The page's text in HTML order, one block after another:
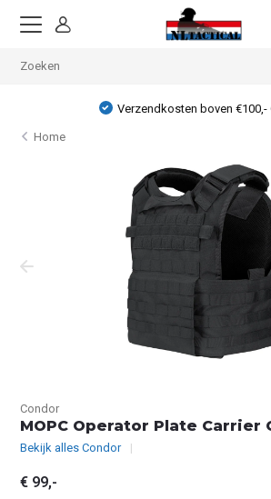
Verzendkosten boven €100,-
Home
Condor
MOPC Operator Plate Carrier
Bekijk alles Condor
€ 99,-